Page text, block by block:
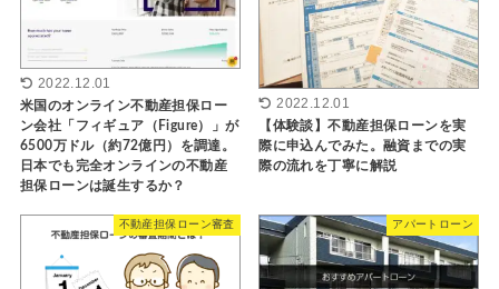
2022.12.01
米国のオンライン不動産担保ロー
ン会社「フィギュア（Figure）」が
6500万ドル（約72億円）を調達。
日本でも完全オンラインの不動産
担保ローンは誕生するか？
2022.12.01
【体験談】不動産担保ローンを実
際に申込んでみた。融資までの実
際の流れを丁寧に解説
不動産担保ローン審査 アパートローン